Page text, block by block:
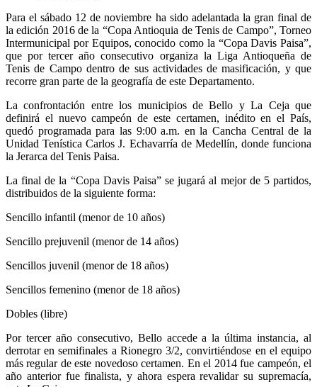
Para el sábado 12 de noviembre ha sido adelantada la gran final de
la edición 2016 de la “Copa Antioquia de Tenis de Campo”, Torneo
Intermunicipal por Equipos, conocido como la “Copa Davis Paisa”,
que por tercer año consecutivo organiza la Liga Antioqueña de
Tenis de Campo dentro de sus actividades de masificación, y que
recorre gran parte de la geografía de este Departamento.
La confrontación entre los municipios de Bello y La Ceja que
definirá el nuevo campeón de este certamen, inédito en el País,
quedó programada para las 9:00 a.m. en la Cancha Central de la
Unidad Tenística Carlos J. Echavarría de Medellín, donde funciona
la Jerarca del Tenis Paisa.
La final de la “Copa Davis Paisa” se jugará al mejor de 5 partidos,
distribuidos de la siguiente forma:
Sencillo infantil (menor de 10 años)
Sencillo prejuvenil (menor de 14 años)
Sencillos juvenil (menor de 18 años)
Sencillos femenino (menor de 18 años)
Dobles (libre)
Por tercer año consecutivo, Bello accede a la última instancia, al
derrotar en semifinales a Rionegro 3/2, convirtiéndose en el equipo
más regular de este novedoso certamen. En el 2014 fue campeón, el
año anterior fue finalista, y ahora espera revalidar su supremacía,